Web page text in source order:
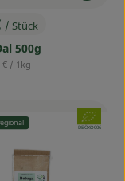
/ Stück
500g
€ / 1kg
, Verband:
, Kontrollstelle:
DE-ÖKO-006
zu Favouriten